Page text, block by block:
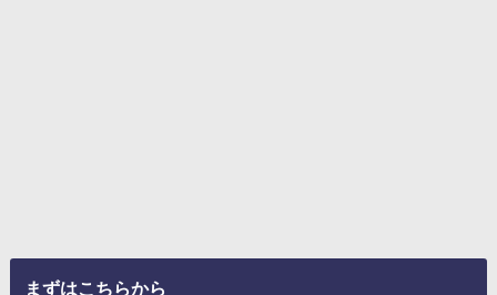
まずはこちらから